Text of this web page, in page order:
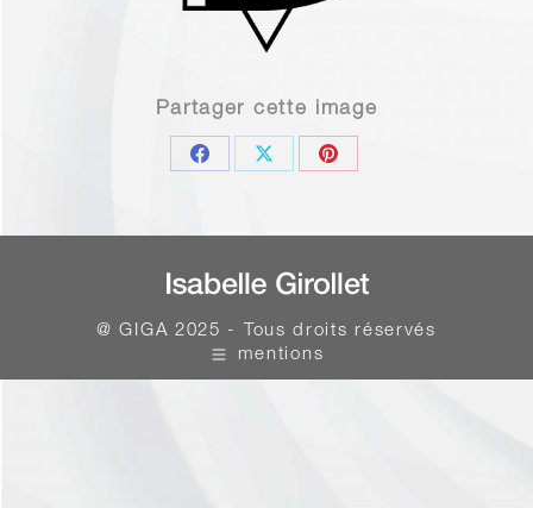
Partager cette image
Share
Facebook
Share
X
Share
Pinterest
@ GIGA 2025 - Tous droits réservés
mentions